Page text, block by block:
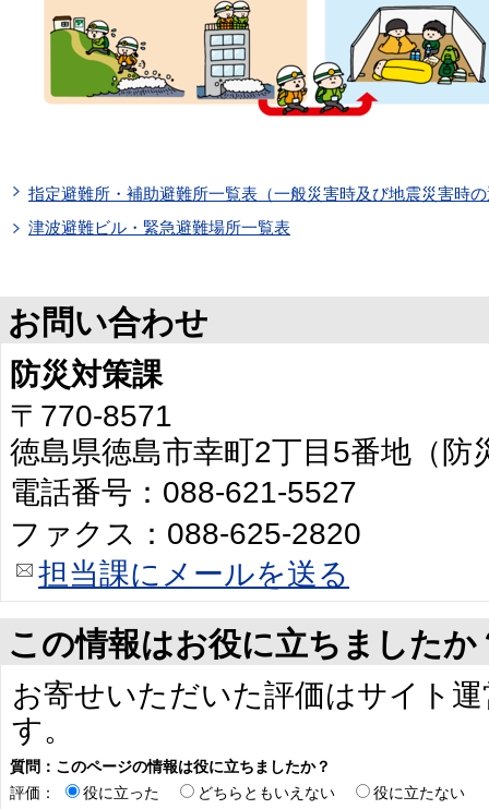
指定避難所・補助避難所一覧表（一般災害時及び地震災害時
津波避難ビル・緊急避難場所一覧表
お問い合わせ
防災対策課
〒770-8571
徳島県徳島市幸町2丁目5番地（防
電話番号：088-621-5527
ファクス：088-625-2820
担当課にメールを送る
この情報はお役に立ちましたか
お寄せいただいた評価はサイト
す。
質問：このページの情報は役に立ちましたか？
評価：
役に立った どちらともいえない
役に立たない